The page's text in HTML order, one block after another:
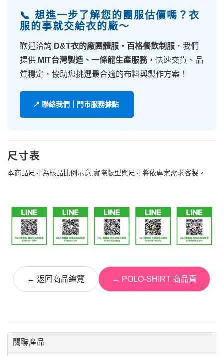
📞 想進一步了解您的團服估價嗎？衣
服的事就交給衣的廠～
歡迎洽詢 D&T衣的廠團體服・百格餐飲制服 ，我們
提供 MIT台灣製造、一條龍生產服務，快速交貨、品
質穩定，協助您挑選最合適的布料與製作方案！
📍 聯絡我們｜門市服務據點
尺寸表
本商品尺寸為樣品比例示意,實際版型與尺寸將依專案需求客製。
← 返回商品總覽 ← POLO-SHIRT 商品頁
關聯產品